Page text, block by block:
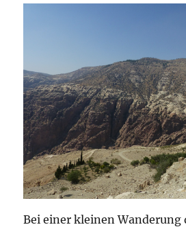
Bei einer kleinen Wanderung